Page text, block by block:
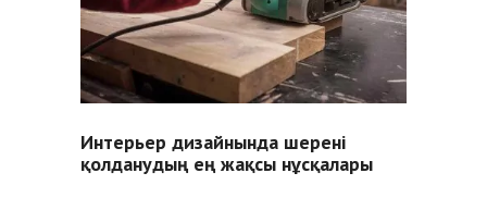
Интерьер дизайнында шерені
қолданудың ең жақсы нұсқалары